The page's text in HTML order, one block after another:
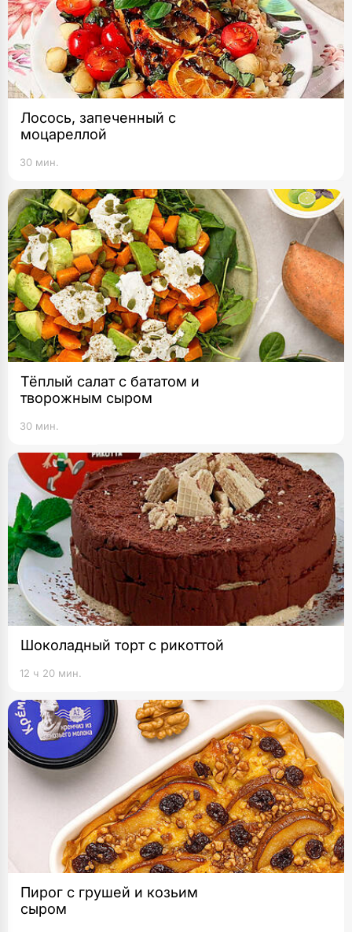
Лосось, запеченный с
моцареллой
30 мин.
Тёплый салат с бататом и
творожным сыром
30 мин.
Шоколадный торт с рикоттой
12 ч 20 мин.
Пирог с грушей и козьим
сыром